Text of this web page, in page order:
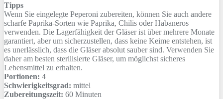
Tipps
Wenn Sie eingelegte Peperoni zubereiten, können Sie auch andere
scharfe Paprika-Sorten wie Paprika, Chilis oder Habaneros
verwenden. Die Lagerfähigkeit der Gläser ist über mehrere Monate
garantiert, aber um sicherzustellen, dass keine Keime entstehen, ist
es unerlässlich, dass die Gläser absolut sauber sind. Verwenden Sie
daher am besten sterilisierte Gläser, um möglichst sicheres
Lebensmittel zu erhalten.
Portionen: 4
Schwierigkeitsgrad: mittel
Zubereitungszeit: 60 Minuten